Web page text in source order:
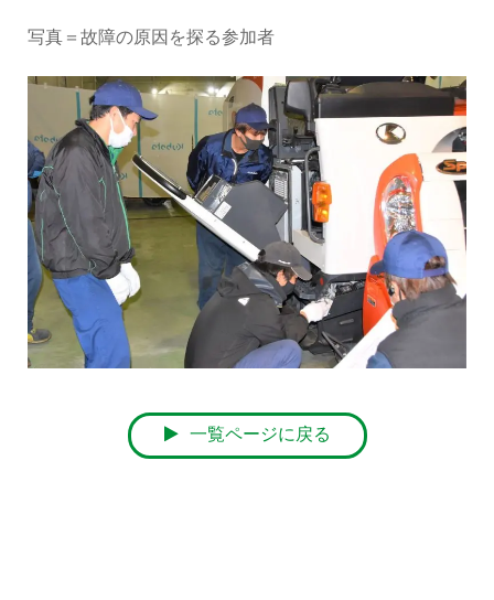
写真＝故障の原因を探る参加者
一覧ページに戻る